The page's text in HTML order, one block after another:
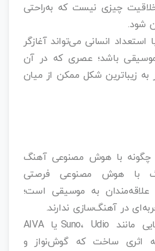
چیزی نیست که به‌راحتی
شود.
انسانی می‌تواند آغازگر
باشد؛ عصری که در آن
به زیباترین شکل ممکن از میان
چگونه با هوش مصنوعی آهنگ
با هوش مصنوعی فرصتی
علاقه‌مندان به موسیقی است؛
در آهنگ‌سازی ندارند.
با استفاده از ابزارهایی مانند Suno، Udio یا AIVA
اثری ساخت که گوش‌نواز و